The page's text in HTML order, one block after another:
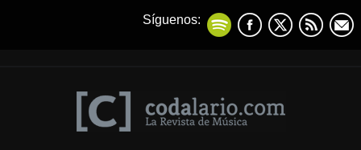
Síguenos: